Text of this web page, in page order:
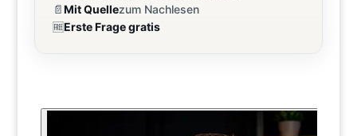
📄Mit Quellezum Nachlesen
🆓Erste Frage gratis